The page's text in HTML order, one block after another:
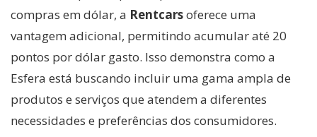
compras em dólar, a Rentcarsoferece uma
vantagem adicional, permitindo acumular até 20
pontos por dólar gasto. Isso demonstra como a
Esfera está buscando incluir uma gama ampla de
produtos e serviços que atendem a diferentes
necessidades e preferências dos consumidores.